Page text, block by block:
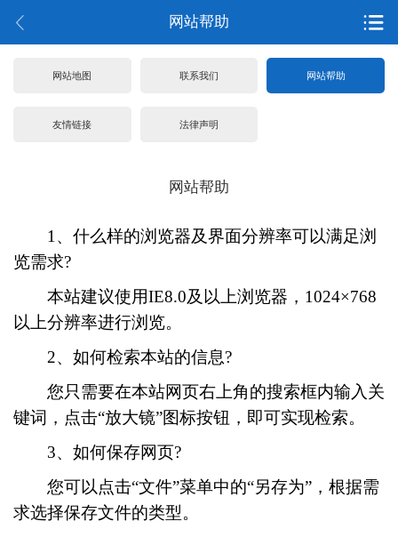
网站帮助
网站地图 联系我们 网站帮助
友情链接 法律声明
网站帮助
1、什么样的浏览器及界面分辨率可以满足浏
览需求?
本站建议使用IE8.0及以上浏览器，1024×768
以上分辨率进行浏览。
2、如何检索本站的信息?
您只需要在本站网页右上角的搜索框内输入关
键词，点击“放大镜”图标按钮，即可实现检索。
3、如何保存网页?
您可以点击“文件”菜单中的“另存为”，根据需
求选择保存文件的类型。